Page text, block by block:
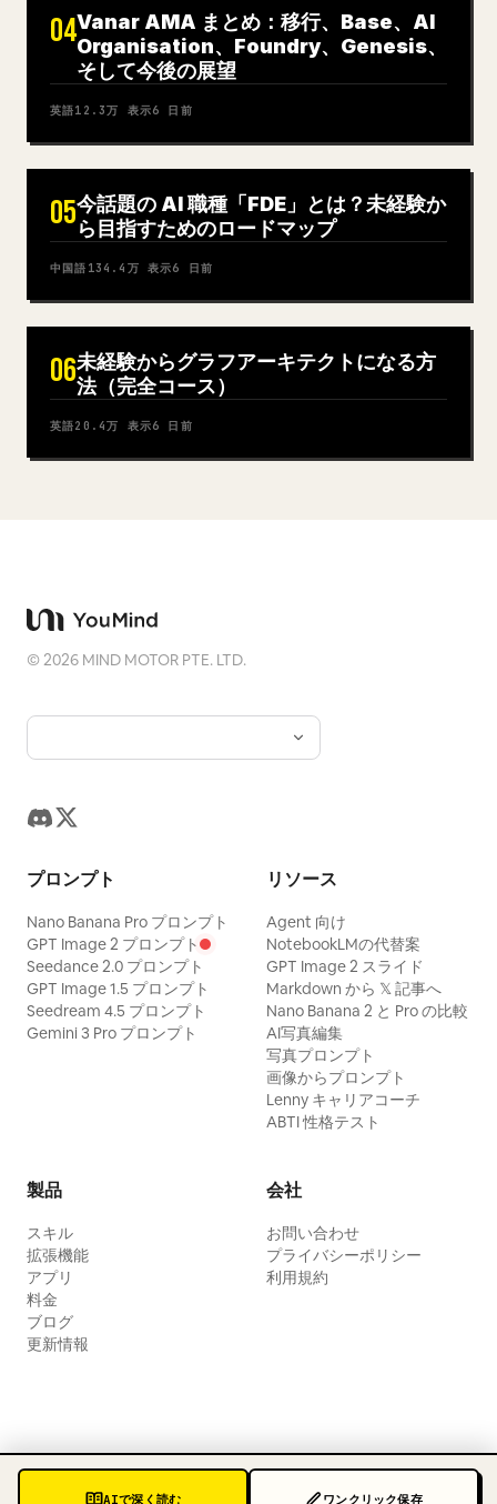
AIで深く読む ワンクリック保存
04Vanar AMA まとめ：移行、Base、AI
Organisation、Foundry、Genesis、
そして今後の展望
英語12.3万 表示6 日前
05今話題の AI 職種「FDE」とは？未経験か
ら目指すためのロードマップ
中国語 134.4万 表示6 日前
06未経験からグラフアーキテクトになる方
法（完全コース）
英語20.4万 表示6 日前
©2026 MIND MOTOR PTE. LTD.
プロンプト
Nano Banana Pro プロンプト
GPT Image 2 プロンプト
Seedance 2.0 プロンプト
GPT Image 1.5 プロンプト
Seedream 4.5 プロンプト
Gemini 3 Pro プロンプト
リソース
Agent 向け
NotebookLMの代替案
GPT Image 2 スライド
Markdown から 𝕏 記事へ
Nano Banana 2 と Pro の比較
AI写真編集
写真プロンプト
画像からプロンプト
Lenny キャリアコーチ
ABTI 性格テスト
製品
スキル
拡張機能
アプリ
料金
ブログ
更新情報
会社
お問い合わせ
プライバシーポリシー
利用規約